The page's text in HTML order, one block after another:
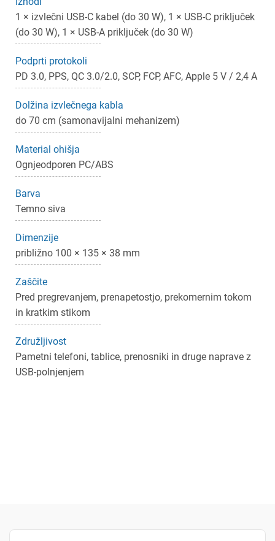
1 × izvlečni USB-C kabel (do 30 W), 1 × USB-C priključek
(do 30 W), 1 × USB-A priključek (do 30 W)
Podprti protokoli
PD 3.0, PPS, QC 3.0/2.0, SCP, FCP, AFC, Apple 5 V / 2,4 A
Dolžina izvlečnega kabla
do 70 cm (samonavijalni mehanizem)
Material ohišja
Ognjeodporen PC/ABS
Barva
Temno siva
Dimenzije
približno 100 × 135 × 38 mm
Zaščite
Pred pregrevanjem, prenapetostjo, prekomernim tokom
in kratkim stikom
Združljivost
Pametni telefoni, tablice, prenosniki in druge naprave z
USB-polnjenjem
Prekliči